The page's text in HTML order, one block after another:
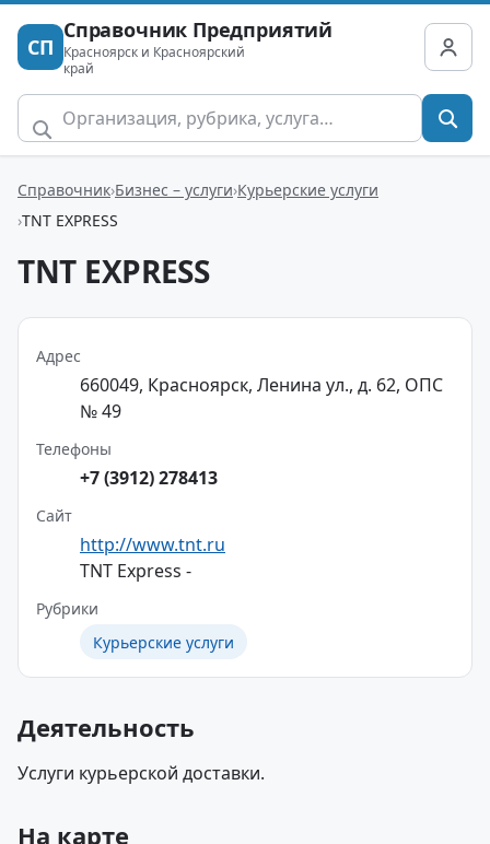
СП
Справочник Предприятий
Красноярск и Красноярский
край
Справочник Бизнес – услуги Курьерские услуги
TNT EXPRESS
TNT EXPRESS
Адрес
660049, Красноярск, Ленина ул., д. 62, ОПС
№ 49
Телефоны
+7 (3912) 278413
Сайт
http://www.tnt.ru
TNT Express -
Рубрики
Курьерские услуги
Деятельность
Услуги курьерской доставки.
На карте